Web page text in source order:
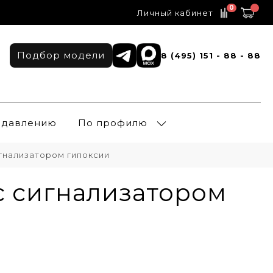
Личный кабинет 0
Подбор модели 8 (495) 151 - 88 - 88
По профилю
гипоксии